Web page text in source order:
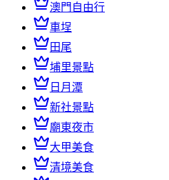
澳門自由行
車埕
田尾
埔里景點
日月潭
新社景點
廟東夜市
大甲美食
清境美食